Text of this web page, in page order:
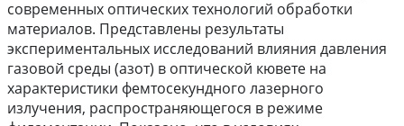
современных оптических технологий обработки
материалов. Представлены результаты
экспериментальных исследований влияния давления
газовой среды (азот) в оптической кювете на
характеристики фемтосекундного лазерного
излучения, распространяющегося в режиме